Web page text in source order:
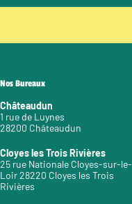
Nos Bureaux
Châteaudun
1 rue de Luynes
28200 Châteaudun
Cloyes les Trois Rivières
25 rue Nationale Cloyes-sur-le-
Loir 28220 Cloyes les Trois
Rivières